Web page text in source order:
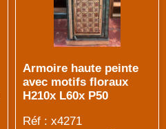
Armoire haute peinte
avec motifs floraux
H210x L60x P50
Réf : x4271